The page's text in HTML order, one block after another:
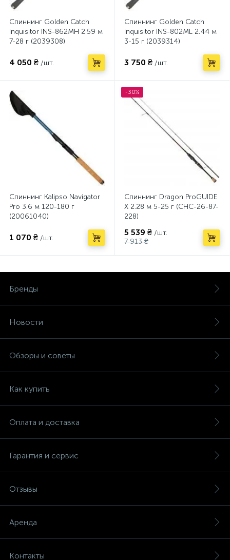
Спиннинг Golden Catch
Inquisitor INS-862MH 2.59 м
7-28 г (2039308)
4 050 ₴ /шт.
Спиннинг Golden Catch
Inquisitor INS-802ML 2.44 м
3-15 г (2039314)
3 750 ₴ /шт.
Спиннинг Kalipso Navigator
Pro 3.6 м 120-180 г
(20061040)
1 070 ₴ /шт.
-30%
Спиннинг Dragon ProGUIDE
X 2.28 м 5-25 г (CHC-26-87-
228)
5 539 ₴ /шт.
7 913 ₴
Бренды
Новости
Обзоры и советы
Как купить
Оплата и доставка
Гарантия и сервис
Отзывы
Аренда
Контакты